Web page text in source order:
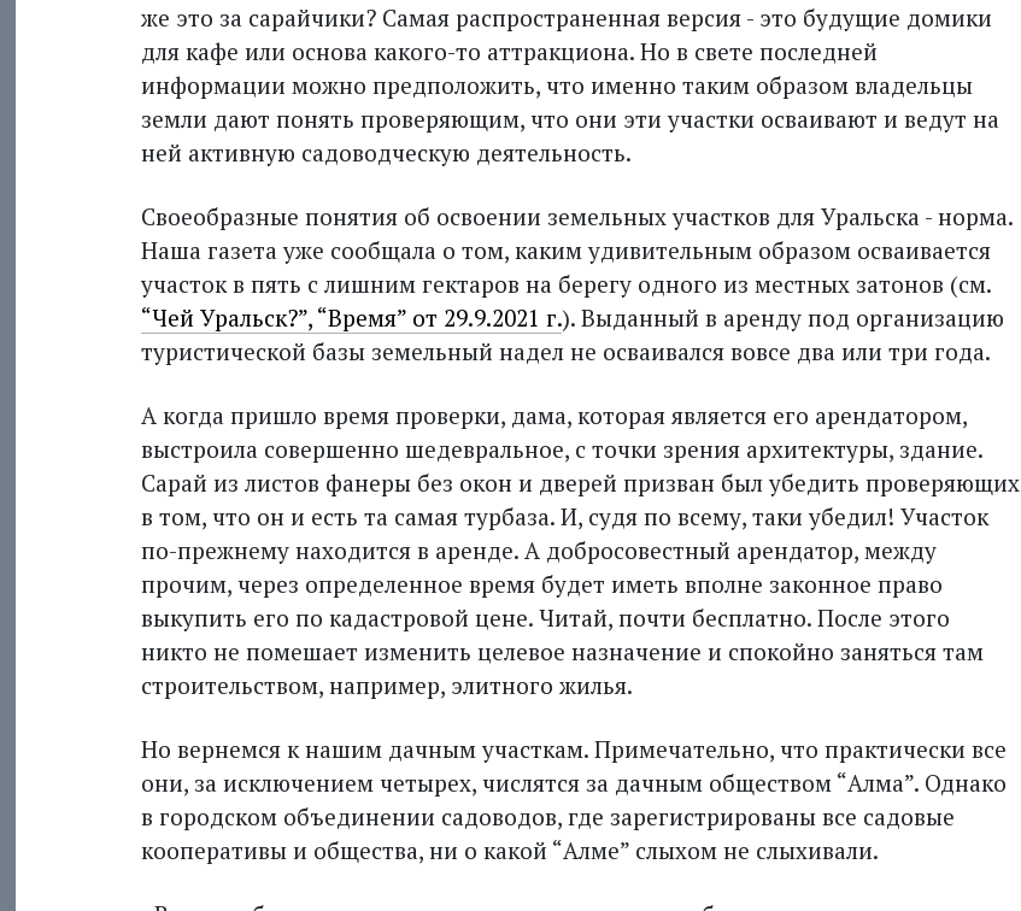
же это за сарайчики? Самая распространенная версия - это будущие домики
для кафе или основа какого-то аттракциона. Но в свете последней
информации можно предположить, что именно таким образом владельцы
земли дают понять проверяющим, что они эти участки осваивают и ведут на
ней активную садоводческую деятельность.
Своеобразные понятия об освоении земельных участков для Уральска - норма.
Наша газета уже сообщала о том, каким удивительным образом осваивается
участок в пять с лишним гектаров на берегу одного из местных затонов (см.
“Чей Уральск?”, “Время” от 29.9.2021 г.). Выданный в аренду под организацию
туристической базы земельный надел не осваивался вовсе два или три года.
А когда пришло время проверки, дама, которая является его арендатором,
выстроила совершенно шедевральное, с точки зрения архитектуры, здание.
Сарай из листов фанеры без окон и дверей призван был убедить проверяющих
в том, что он и есть та самая турбаза. И, судя по всему, таки убедил! Участок
по-прежнему находится в аренде. А добросовестный арендатор, между
прочим, через определенное время будет иметь вполне законное право
выкупить его по кадастровой цене. Читай, почти бесплатно. После этого
никто не помешает изменить целевое назначение и спокойно заняться там
строительством, например, элитного жилья.
Но вернемся к нашим дачным участкам. Примечательно, что практически все
они, за исключением четырех, числятся за дачным обществом “Алма”. Однако
в городском объединении садоводов, где зарегистрированы все садовые
кооперативы и общества, ни о какой “Алме” слыхом не слыхивали.